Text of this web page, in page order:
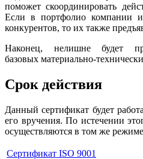
поможет скоординировать
Если в портфолио компании
конкурентов, то их также
Наконец, нелишне будет
базовых материально-
Срок действия
Данный сертификат будет
его вручения. По истечении
осуществляются в том же
Сертификат ISO 9001